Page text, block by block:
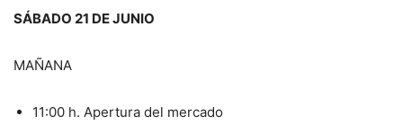
SÁBADO 21 DE JUNIO
MAÑANA
11:00 h. Apertura del mercado